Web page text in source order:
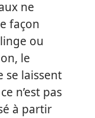
ne
façon
ou
le
se laissent
n’est pas
à partir